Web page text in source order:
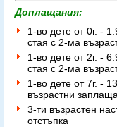
Доплащания:
1-во дете от 0г. -
стая с 2-ма
1-во дете от 2г. -
стая с 2-ма
1-во дете от 7г. -
възрастни
3-ти възрастен
отстъпка